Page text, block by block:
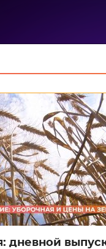
дневной